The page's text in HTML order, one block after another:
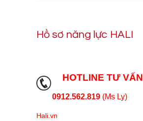
Hồ sơ năng lực HALI
HOTLINE TƯ VẤN
0912.562.819 (Ms Ly)
Hali.vn